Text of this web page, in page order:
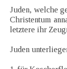
Juden, welche
Christentum
letztere ihr
Juden